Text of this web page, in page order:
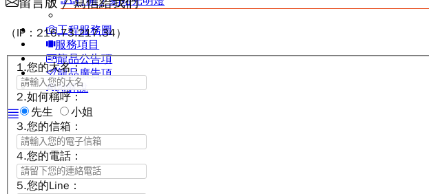
工程服務圖
服務項目
龍品公告項
龍品廣告項
AI解說
（IP：216.73.217.34）
1.您的大名：
2.如何稱呼：
先生
小姐
3.您的信箱：
4.您的電話：
5.您的Line：